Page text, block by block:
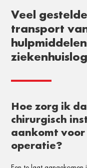
Veel
transport
Hoe zorg ik
chirurgisch
aankomt
operatie?